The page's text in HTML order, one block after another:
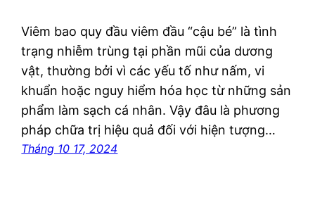
Viêm bao quy đầu viêm đầu “cậu bé” là tình
trạng nhiễm trùng tại phần mũi của dương
vật, thường bởi vì các yếu tố như nấm, vi
khuẩn hoặc nguy hiểm hóa học từ những sản
phẩm làm sạch cá nhân. Vậy đâu là phương
pháp chữa trị hiệu quả đối với hiện tượng…
Tháng 10 17, 2024